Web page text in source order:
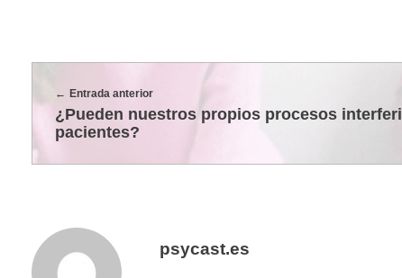
e
Entrada anterior
¿Pueden nuestros propios procesos
pacientes?
psycast.es